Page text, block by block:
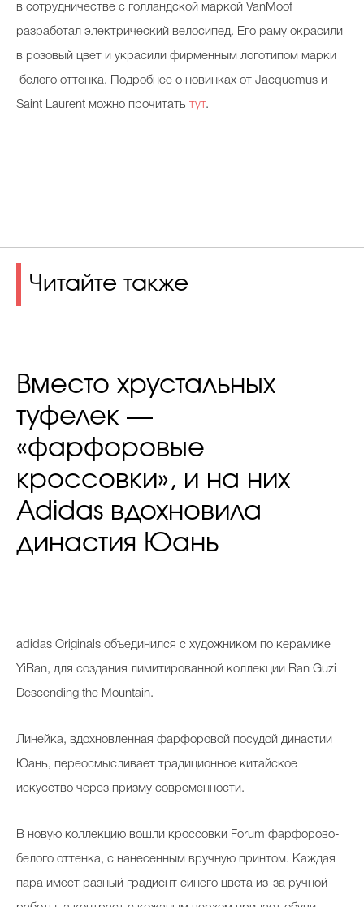
в сотрудничестве с голландской маркой VanMoof
разработал электрический велосипед. Его раму окрасили
в розовый цвет и украсили фирменным логотипом марки
белого оттенка. Подробнее о новинках от Jacquemus и
Saint Laurent можно прочитать тут.
Читайте также
Вместо хрустальных
туфелек —
«фарфоровые
кроссовки», и на них
Adidas вдохновила
династия Юань
adidas Originals объединился с художником по керамике
YiRan, для создания лимитированной коллекции Ran Guzi
Descending the Mountain.
Линейка, вдохновленная фарфоровой посудой династии
Юань, переосмысливает традиционное китайское
искусство через призму современности.
В новую коллекцию вошли кроссовки Forum фарфорово-
белого оттенка, с нанесенным вручную принтом. Каждая
пара имеет разный градиент синего цвета из-за ручной